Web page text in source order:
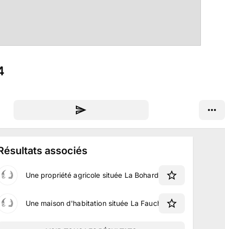
associés
Une propriété agricole située La Bohardière à Somloire
Une maison d'habitation située La Faucherie à Mouliherne